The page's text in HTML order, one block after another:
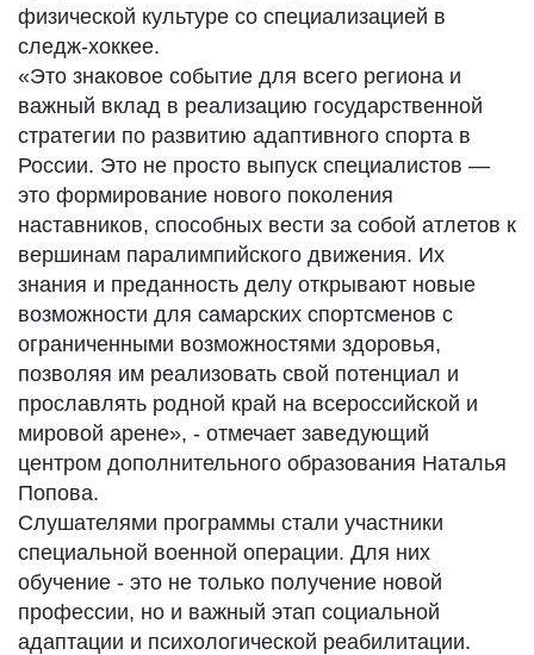
физической культуре со специализацией в
следж-хоккее.
«Это знаковое событие для всего региона и
важный вклад в реализацию государственной
стратегии по развитию адаптивного спорта в
России. Это не просто выпуск специалистов —
это формирование нового поколения
наставников, способных вести за собой атлетов к
вершинам паралимпийского движения. Их
знания и преданность делу открывают новые
возможности для самарских спортсменов с
ограниченными возможностями здоровья,
позволяя им реализовать свой потенциал и
прославлять родной край на всероссийской и
мировой арене», - отмечает заведующий
центром дополнительного образования Наталья
Попова.
Слушателями программы стали участники
специальной военной операции. Для них
обучение - это не только получение новой
профессии, но и важный этап социальной
адаптации и психологической реабилитации.